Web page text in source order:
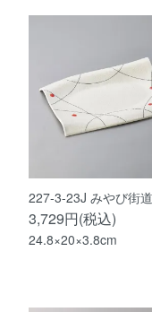
227-3-23J みやび街
3,729円(税込)
24.8×20×3.8cm